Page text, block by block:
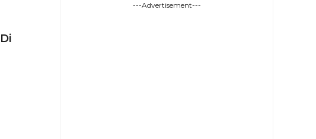
---Advertisement---